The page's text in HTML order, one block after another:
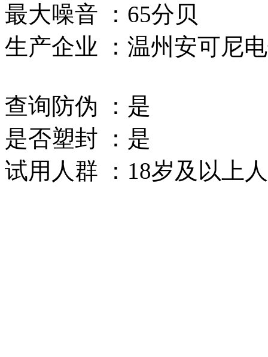
最大噪音 ：65分贝
生产企业 ：温州安可尼
查询防伪 ：是
是否塑封 ：是
试用人群 ：18岁及以上